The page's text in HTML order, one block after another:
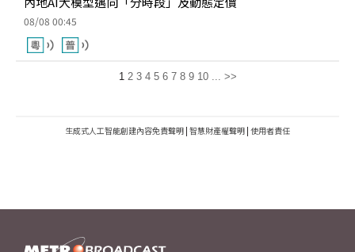
08/08 00:45
1 2 3 4 5 6 7 8 9 10 ... >>
生成式人工智能創建內容免責聲明 | 智慧財產權聲明 | 使用者責任